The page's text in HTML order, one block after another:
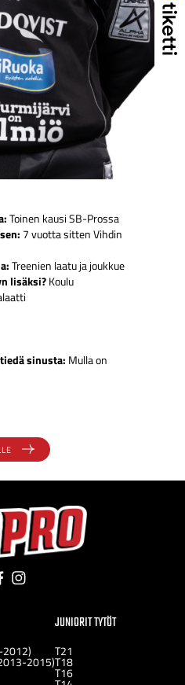
Toinen kausi SB-Prossa
7 vuotta sitten Vihdin
Treenien laatu ja joukkue
lisäksi? Koulu
sinusta: Mulla on
Facebook
2015)
JUNIORIT TYTÖT
T21
T18
T16